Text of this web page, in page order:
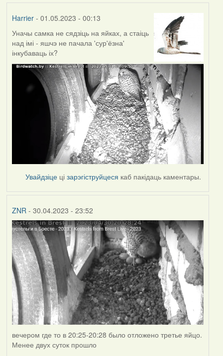
Harrier- 01.05.2023 - 00:13
Уначы самка не сядзіць на яйках, а стаіць
над імі - яшчэ не пачала 'сур'ёзна'
інкубаваць іх?
Увайдзіце цізарэгіструйцеся каб пакідаць каментары.
ZNR - 30.04.2023 - 23:52
вечером где то в 20:25-20:28 было отложено третье яйцо.
Менее двух суток прошло